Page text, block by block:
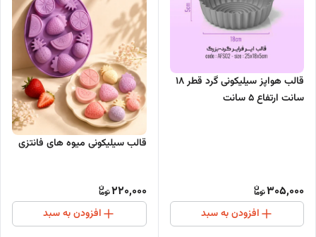
قالب هواپز سیلیکونی گرد قطر 18
سانت ارتفاع 5 سانت
305,000
افزودن به سبد
قالب سیلیکونی میوه های فانتزی
220,000
افزودن به سبد